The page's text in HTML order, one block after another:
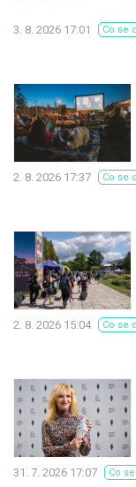
3. 8. 2026 17:01 Co se
2. 8. 2026 17:37 Co se
2. 8. 2026 15:04 Co se
31. 7. 2026 17:07 Co